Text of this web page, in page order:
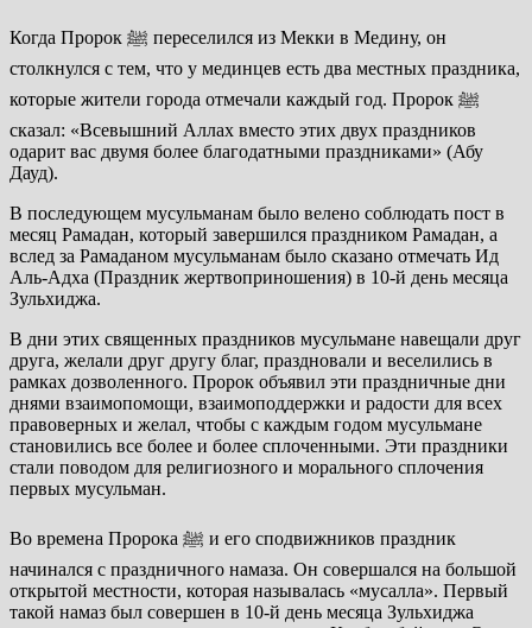
Когда Пророк ﷺ переселился из Мекки в Медину, он
столкнулся с тем, что у мединцев есть два местных праздника,
которые жители города отмечали каждый год. Пророк ﷺ
сказал: «Всевышний Аллах вместо этих двух праздников
одарит вас двумя более благодатными праздниками» (Абу
Дауд).
В последующем мусульманам было велено соблюдать пост в
месяц Рамадан, который завершился праздником Рамадан, а
вслед за Рамаданом мусульманам было сказано отмечать Ид
Аль-Адха (Праздник жертвоприношения) в 10-й день месяца
Зульхиджа.
В дни этих священных праздников мусульмане навещали друг
друга, желали друг другу благ, праздновали и веселились в
рамках дозволенного. Пророк объявил эти праздничные дни
днями взаимопомощи, взаимоподдержки и радости для всех
правоверных и желал, чтобы с каждым годом мусульмане
становились все более и более сплоченными. Эти праздники
стали поводом для религиозного и морального сплочения
первых мусульман.
Во времена Пророка ﷺ и его сподвижников праздник
начинался с праздничного намаза. Он совершался на большой
открытой местности, которая называлась «мусалла». Первый
такой намаз был совершен в 10-й день месяца Зульхиджа